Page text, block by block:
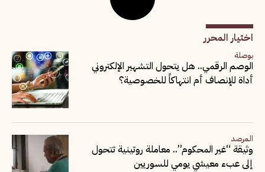
اختيار المحرر
بوصلة
الوصم الرقمي.. هل يتحول التشهير الإلكتروني
أداة للإنصاف أم انتهاكاً للخصوصية؟
المرصد
وثيقة “غير المحكوم”.. معاملة روتينية تتحول
إلى عبء معيشي يومي للسوريين